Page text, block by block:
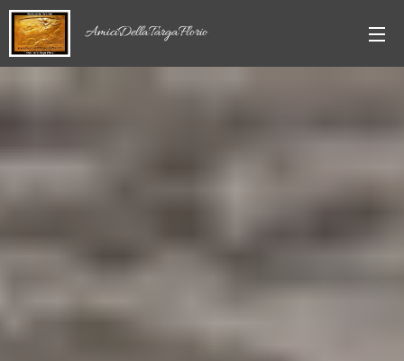
AmiciDellaTargaFlorio